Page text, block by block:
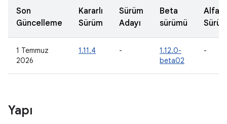
Son
Güncelleme
Kararlı
Sürüm
Sürüm
Adayı
Beta
sürümü
Alfa
1 Temmuz
2026
1.11.4 -
1.12.0-
beta02
-
Yapı